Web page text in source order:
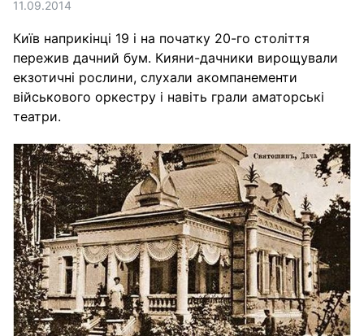
11.09.2014
Київ наприкінці 19 і на початку 20-го століття
пережив дачний бум. Кияни-дачники вирощували
екзотичні рослини, слухали акомпанементи
військового оркестру і навіть грали аматорські
театри.